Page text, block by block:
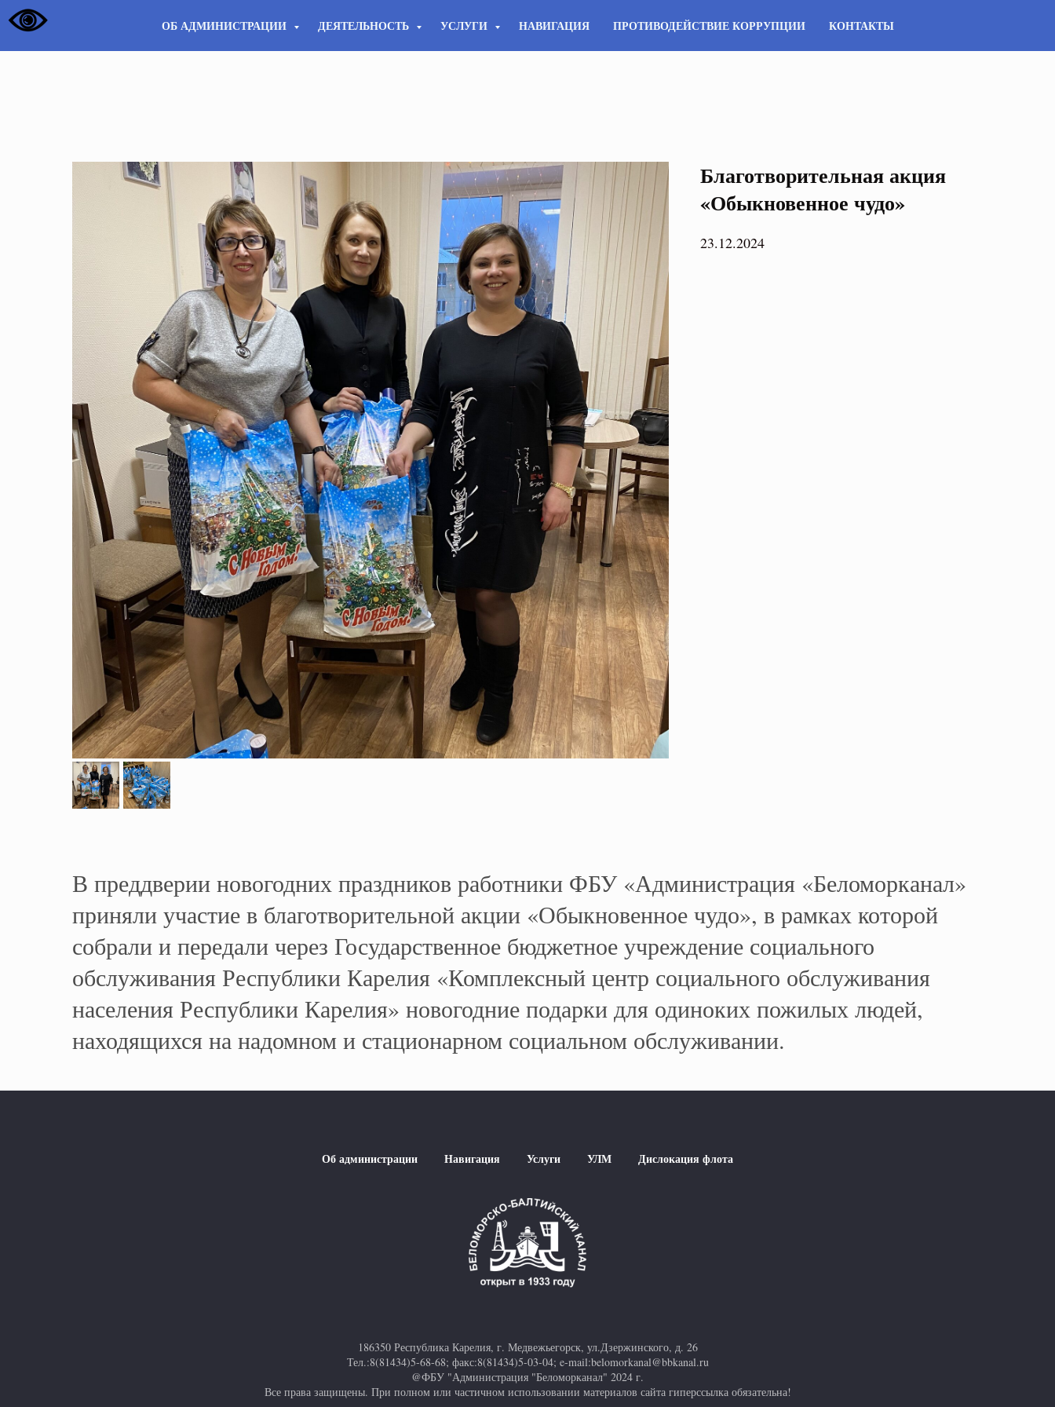
ОБ АДМИНИСТРАЦИИ ДЕЯТЕЛЬНОСТЬ УСЛУГИ НАВИГАЦИЯ ПРОТИВОДЕЙСТВИЕ КОРРУПЦИИ КОНТАКТЫ
Благотворительная акция
«Обыкновенное чудо»
23.12.2024
В преддверии новогодних праздников работники ФБУ «Администрация «Беломорканал»
приняли участие в благотворительной акции «Обыкновенное чудо», в рамках которой
собрали и передали через Государственное бюджетное учреждение социального
обслуживания Республики Карелия «Комплексный центр социального обслуживания
населения Республики Карелия» новогодние подарки для одиноких пожилых людей,
находящихся на надомном и стационарном социальном обслуживании.
Об администрации Навигация Услуги УЛМ Дислокация флота
186350 Республика Карелия, г. Медвежьегорск, ул.Дзержинского, д. 26
Тел.:8(81434)5-68-68; факс:8(81434)5-03-04; e-mail:belomorkanal@bbkanal.ru
@ФБУ "Администрация "Беломорканал" 2024 г.
Все права защищены. При полном или частичном использовании материалов сайта гиперссылка обязательна!